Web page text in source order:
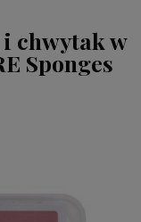
chwytak w
Sponges